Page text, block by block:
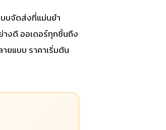
บบจัดส่งที่แม่นยำ
างดี ออเดอร์ทุกชิ้นถึง
ยแบบ ราคาเริ่มต้น